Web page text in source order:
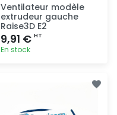
Ventilateur modèle
extrudeur gauche
Raise3D E2
9,91 € HT
En stock